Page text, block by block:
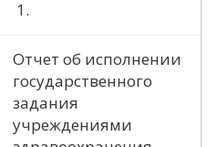
1.
Отчет об исполнении
государственного
задания
учреждениями